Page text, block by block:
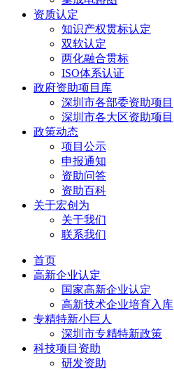
资质认定
知识产权贯标认定
双软认定
两化融合贯标
ISO体系认证
政府资助项目库
深圳市各部委资助项目
深圳市各大区资助项目
政策动态
项目公示
申报通知
资助问答
资助百科
关于宏创为
关于我们
联系我们
首页
高新企业认定
国家高新企业认定
高新技术企业培育入库
专精特新小巨人
深圳市专精特新政策
科技项目资助
研发资助